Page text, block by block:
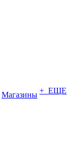
Магазины + ЕЩЕ